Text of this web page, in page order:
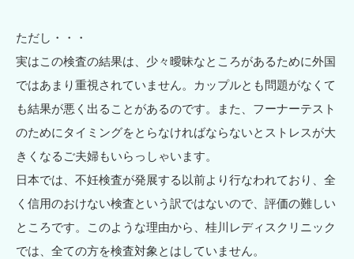
ただし・・・
実はこの検査の結果は、少々曖昧なところがあるために外国
ではあまり重視されていません。カップルとも問題がなくて
も結果が悪く出ることがあるのです。また、フーナーテスト
のためにタイミングをとらなければならないとストレスが大
きくなるご夫婦もいらっしゃいます。
日本では、不妊検査が発展する以前より行なわれており、全
く信用のおけない検査という訳ではないので、評価の難しい
ところです。このような理由から、桂川レディスクリニック
では、全ての方を検査対象とはしていません。